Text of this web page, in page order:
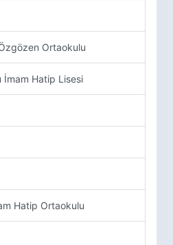
Ortaokulu
İmam Hatip Lisesi
Hatip Ortaokulu